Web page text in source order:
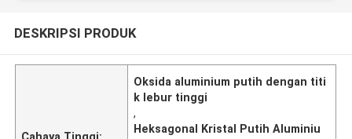
DESKRIPSI PRODUK
Cahaya Tinggi:
Oksida aluminium putih dengan titi
k lebur tinggi
,
Heksagonal Kristal Putih Aluminiu